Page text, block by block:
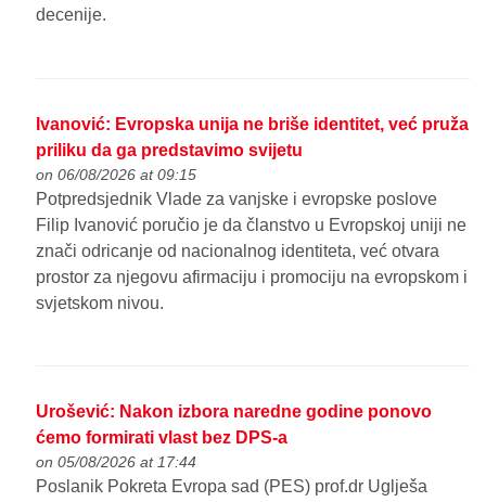
decenije.
Ivanović: Evropska unija ne briše identitet, već pruža
priliku da ga predstavimo svijetu
on 06/08/2026 at 09:15
Potpredsjednik Vlade za vanjske i evropske poslove
Filip Ivanović poručio je da članstvo u Evropskoj uniji ne
znači odricanje od nacionalnog identiteta, već otvara
prostor za njegovu afirmaciju i promociju na evropskom i
svjetskom nivou.
Urošević: Nakon izbora naredne godine ponovo
ćemo formirati vlast bez DPS-a
on 05/08/2026 at 17:44
Poslanik Pokreta Evropa sad (PES) prof.dr Uglješa